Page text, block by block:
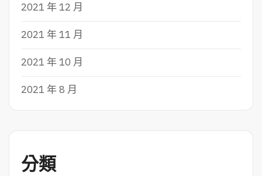
2021 年 12 月
2021 年 11 月
2021 年 10 月
2021 年 8 月
分類